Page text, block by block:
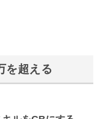
を超える